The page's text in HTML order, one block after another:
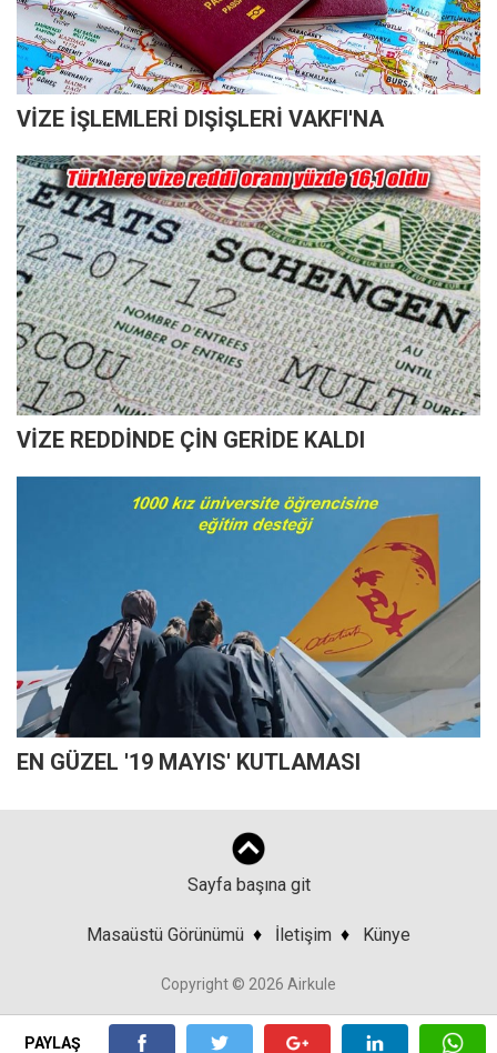
PAYLAŞ
VİZE İŞLEMLERİ DIŞİŞLERİ VAKFI'NA
VİZE REDDİNDE ÇİN GERİDE KALDI
EN GÜZEL '19 MAYIS' KUTLAMASI
Sayfa başına git
Masaüstü Görünümü ♦ İletişim ♦ Künye
Copyright © 2026 Airkule